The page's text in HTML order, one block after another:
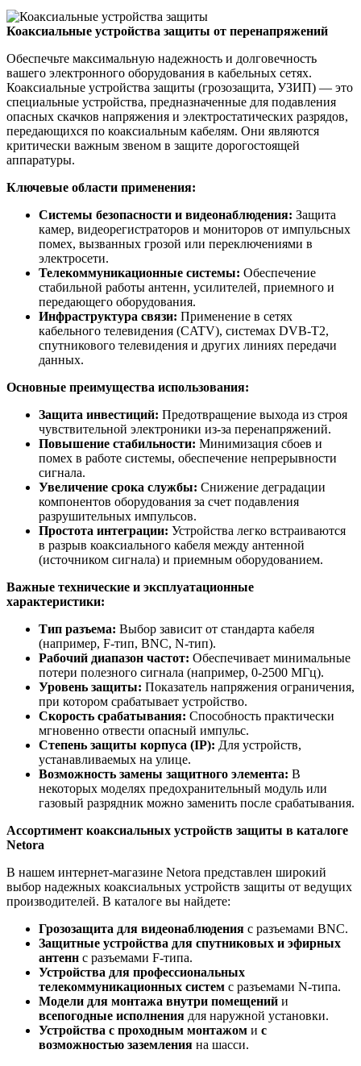
Коаксиальные устройства защиты от перенапряжений
Обеспечьте максимальную надежность и долговечность
вашего электронного оборудования в кабельных сетях.
Коаксиальные устройства защиты (грозозащита, УЗИП) — это
специальные устройства, предназначенные для подавления
опасных скачков напряжения и электростатических разрядов,
передающихся по коаксиальным кабелям. Они являются
критически важным звеном в защите дорогостоящей
аппаратуры.
Ключевые области применения:
Системы безопасности и видеонаблюдения: Защита
камер, видеорегистраторов и мониторов от импульсных
помех, вызванных грозой или переключениями в
электросети.
Телекоммуникационные системы: Обеспечение
стабильной работы антенн, усилителей, приемного и
передающего оборудования.
Инфраструктура связи: Применение в сетях
кабельного телевидения (CATV), системах DVB-T2,
спутникового телевидения и других линиях передачи
данных.
Основные преимущества использования:
Защита инвестиций: Предотвращение выхода из строя
чувствительной электроники из-за перенапряжений.
Повышение стабильности: Минимизация сбоев и
помех в работе системы, обеспечение непрерывности
сигнала.
Увеличение срока службы: Снижение деградации
компонентов оборудования за счет подавления
разрушительных импульсов.
Простота интеграции: Устройства легко встраиваются
в разрыв коаксиального кабеля между антенной
(источником сигнала) и приемным оборудованием.
Важные технические и эксплуатационные
характеристики:
Тип разъема: Выбор зависит от стандарта кабеля
(например, F-тип, BNC, N-тип).
Рабочий диапазон частот: Обеспечивает минимальные
потери полезного сигнала (например, 0-2500 МГц).
Уровень защиты: Показатель напряжения ограничения,
при котором срабатывает устройство.
Скорость срабатывания: Способность практически
мгновенно отвести опасный импульс.
Степень защиты корпуса (IP): Для устройств,
устанавливаемых на улице.
Возможность замены защитного элемента: В
некоторых моделях предохранительный модуль или
газовый разрядник можно заменить после срабатывания.
Ассортимент коаксиальных устройств защиты в каталоге
Netora
В нашем интернет-магазине Netora представлен широкий
выбор надежных коаксиальных устройств защиты от ведущих
производителей. В каталоге вы найдете:
Грозозащита для видеонаблюдения с разъемами BNC.
Защитные устройства для спутниковых и эфирных
антенн с разъемами F-типа.
Устройства для профессиональных
телекоммуникационных систем с разъемами N-типа.
Модели для монтажа внутри помещений и
всепогодные исполнения для наружной установки.
Устройства с проходным монтажом и с
возможностью заземления на шасси.